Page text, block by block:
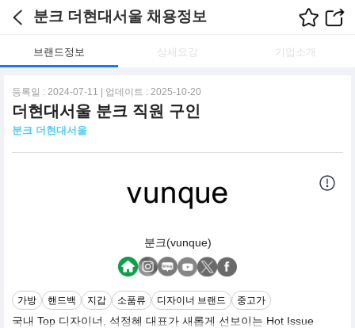
분크 더현대서울 채용정보
브랜드정보 상세요강 기업소개
등록일 : 2024-07-11 | 업데이트 : 2025-10-20
더현대서울 분크 직원 구인
분크 더현대서울
분크(vunque)
가방 핸드백 지갑 소품류 디자이너 브랜드 중고가
국내 Top 디자이너, 석정혜 대표가 새롭게 선보이는 Hot Issue